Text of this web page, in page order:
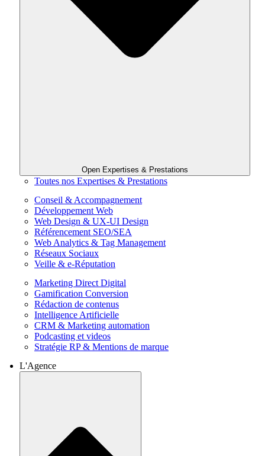
Open Expertises & Prestations
Toutes nos Expertises & Prestations
Conseil & Accompagnement
Développement Web
Web Design & UX-UI Design
Référencement SEO/SEA
Web Analytics & Tag Management
Réseaux Sociaux
Veille & e-Réputation
Marketing Direct Digital
Gamification Conversion
Rédaction de contenus
Intelligence Artificielle
CRM & Marketing automation
Podcasting et videos
Stratégie RP & Mentions de marque
L'Agence